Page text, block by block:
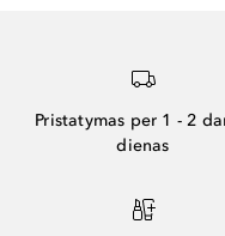
Pristatymas per 1 - 2
dienas